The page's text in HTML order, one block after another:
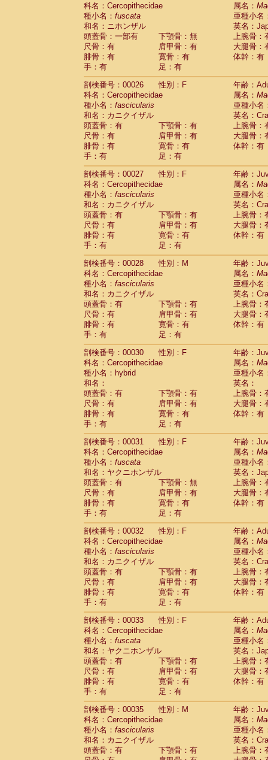
AtelidaeAlouatta
Atelidae
Atelidae Ateles geoffroyi
Atelidae Ateles paniscus
Atelidae Atelesspp.
Atelidae Lagothrix lagothricha
AtelidaeLagothrix lagothricha cana(0)
Pitheciidae
Cacajao calvus
PitheciidaeCallicebus cupreus(2)
Pitheciidae Callicebus donacophilus(0)
Pitheciidae Callicebus moloch(0)
Pitheciidae Callicebus torquatus(0)
Pitheciidae Callicebus
Pitheciidae Chiropotes satanas
Pitheciidae Pithecia monachus
Pitheciidae Pithecia pithecia (0)
Cercopithecidae Cercocebus agilis (0)
Cercopithecidae
Cercocebus
Cercopithecidae
Cercocebus
CercopithecidaeCercocebus
CercopithecidaeCercocebus
CercopithecidaeCercocebus hybrid(2)
CercopithecidaeCercocebus
CercopithecidaeLophocebus
Cercopithecidae
(0)
Cercopithecidae Papio cynocephalus
Cercopithecidae Papio hamadryas(1)
CercopithecidaePapio papio
CercopithecidaePapio
CercopithecidaeMandrillus
CercopithecidaeMandrillus sphinx
CercopithecidaeTheropithecus
CercopithecidaeMacaca arctoides(4)
Cercopithecidae Macaca assamensis
Cercopithecidae
Macaca
CercopithecidaeMacaca cyclopis (23)
CercopithecidaeMacaca fascicularis
CercopithecidaeMacaca fuscaca
CercopithecidaeMacaca fuscata
CercopithecidaeMacaca fuscata
CercopithecidaeMacaca maura(4)
Cercopithecidae Macaca mulatta(102)
Cercopithecidae Macaca nemestrina(6)
Cercopithecidae Macaca nigra(1)
CercopithecidaeMacaca radiata(36)
CercopithecidaeMacaca silenus(0)
CercopithecidaeMacaca sinica (1)
CercopithecidaeMacaca sylvanus
CercopithecidaeMacaca thibetana (0)
Cercopithecidae Macaca tonkeana (0)
Cercopithecidae hybrid(2)
Cercopithecidae (0)
CercopithecidaeAllenopithecus
CercopithecidaeCercopithecus
CercopithecidaeCercopithecus
CercopithecidaeCercopithecus
CercopithecidaeCercopithecus diana
CercopithecidaeCercopithecus
Cercopithecidae
Cercopithecus
Cercopithecidae
Cercopithecus mitis
CercopithecidaeCercopithecus mitis
CercopithecidaeCercopithecus mitis
CercopithecidaeCercopithecus mona
CercopithecidaeCercopithecus
CercopithecidaeCercopithecus
CercopithecidaeCercopithecus
Cercopithecidae
Cercopithecusspp.(0)
Cercopithecidae
Chlorocebus
CercopithecidaeChlorocebus
CercopithecidaeErythrocebus patas
科名：Cercopithecidae
属名：
種小名： fuscata
亜種小名
和名：ニホンザル
英名：
頭蓋骨：一部有
下顎骨：無
上腕骨：
尺骨：有
肩甲骨：有
大腿骨：
腓骨：有
寛骨：有
体幹：有
手：有
足：有
剖検番号：00026
性別：F
年齢：
科名：Cercopithecidae
属名：
種小名： fascicularis
亜種小名
和名：カニクイザル
英名：
頭蓋骨：有
下顎骨：有
上腕骨：
尺骨：有
肩甲骨：有
大腿骨：
腓骨：有
寛骨：有
体幹：有
手：有
足：有
剖検番号：00027
性別：F
年齢：
科名：Cercopithecidae
属名：
種小名： fascicularis
亜種小名
和名：カニクイザル
英名：
頭蓋骨：有
下顎骨：有
上腕骨：
尺骨：有
肩甲骨：有
大腿骨：
腓骨：有
寛骨：有
体幹：有
手：有
足：有
剖検番号：00028
性別：M
年齢：
科名：Cercopithecidae
属名：
種小名： fascicularis
亜種小名
和名：カニクイザル
英名：
頭蓋骨：有
下顎骨：有
上腕骨：
尺骨：有
肩甲骨：有
大腿骨：
腓骨：有
寛骨：有
体幹：有
手：有
足：有
剖検番号：00030
性別：F
年齢：
科名：Cercopithecidae
属名：
種小名：hybrid
亜種小名
和名：
英名：
頭蓋骨：有
下顎骨：有
上腕骨：
尺骨：有
肩甲骨：有
大腿骨：
腓骨：有
寛骨：有
体幹：有
手：有
足：有
剖検番号：00031
性別：F
年齢：
科名：Cercopithecidae
属名：
種小名： fuscata
亜種小名
和名：ヤクニホンザル
英名：
頭蓋骨：有
下顎骨：無
上腕骨：
尺骨：有
肩甲骨：有
大腿骨：
腓骨：有
寛骨：有
体幹：有
手：有
足：有
剖検番号：00032
性別：F
年齢：
科名：Cercopithecidae
属名：
種小名： fascicularis
亜種小名
和名：カニクイザル
英名：
頭蓋骨：有
下顎骨：有
上腕骨：
尺骨：有
肩甲骨：有
大腿骨：
腓骨：有
寛骨：有
体幹：有
手：有
足：有
剖検番号：00033
性別：F
年齢：
科名：Cercopithecidae
属名：
種小名： fuscata
亜種小名
和名：ヤクニホンザル
英名：
頭蓋骨：有
下顎骨：有
上腕骨：
尺骨：有
肩甲骨：有
大腿骨：
腓骨：有
寛骨：有
体幹：有
手：有
足：有
剖検番号：00035
性別：M
年齢：
科名：Cercopithecidae
属名：
種小名： fascicularis
亜種小名
和名：カニクイザル
英名：
頭蓋骨：有
下顎骨：有
上腕骨：